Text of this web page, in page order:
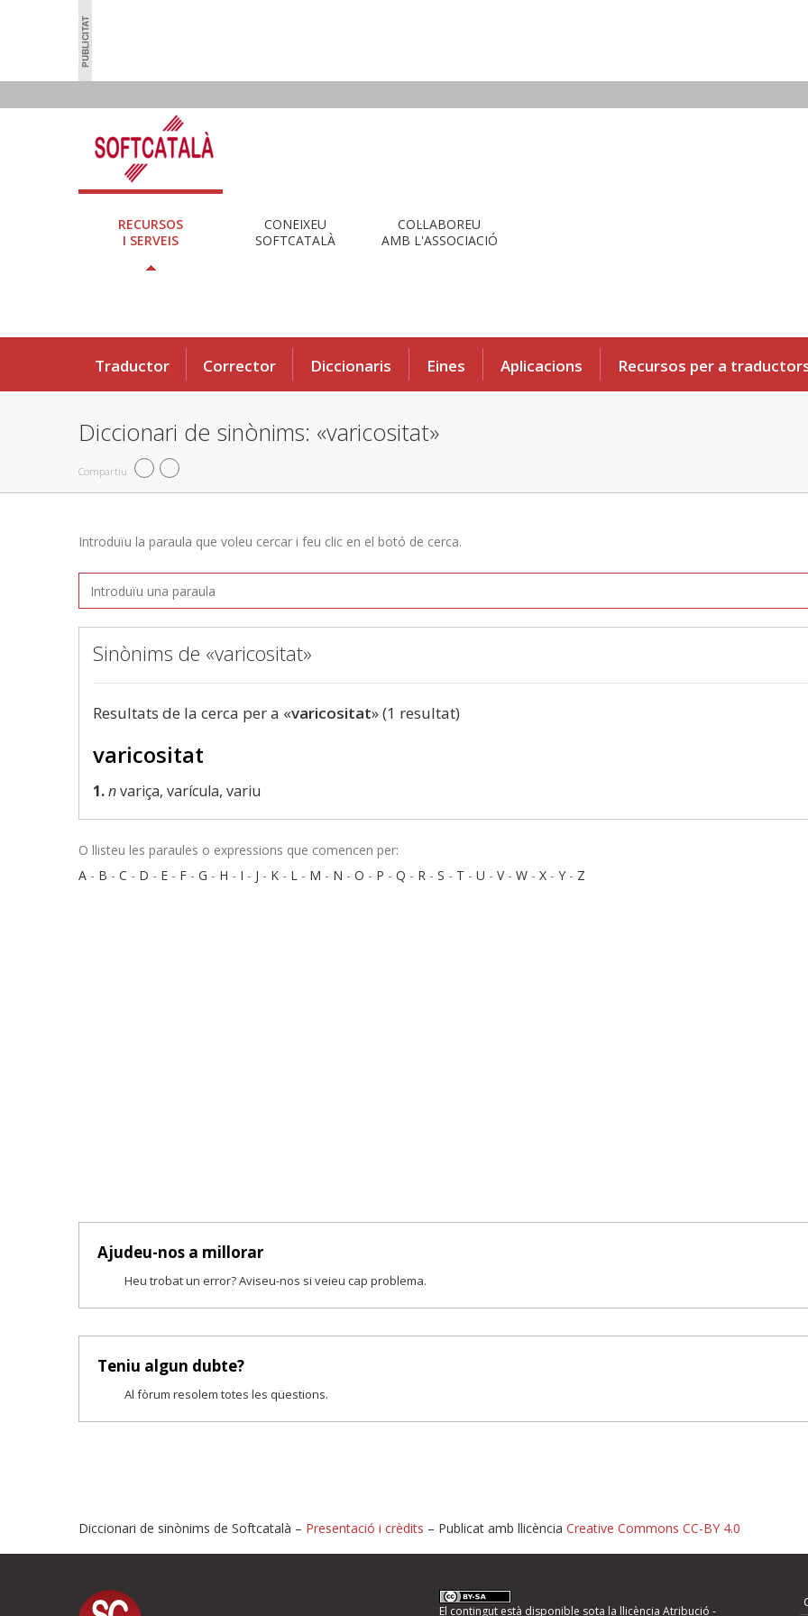
RECURSOS
I SERVEIS
CONEIXEU
SOFTCATALÀ
COL·LABOREU
AMB L'ASSOCIACIÓ
Traductor Corrector Diccionaris Eines Aplicacions Recursos per a
Diccionari de sinònims: «varicositat»
Compartiu
Introduïu la paraula que voleu cercar i feu clic en el botó de cerca.
Sinònims de «varicositat»
Resultats de la cerca per a «varicositat» (1 resultat)
varicositat
1.nvariça, varícula, variu
O llisteu les paraules o expressions que comencen per:
A - B - C - D - E - F - G - H - I - J - K - L - M - N - O - P - Q - R - S - T - U - V- W - X - Y - Z
Ajudeu-nos a millorar
Heu trobat un error? Aviseu-nos si veieu cap problema.
Teniu algun dubte?
Al fòrum resolem totes les qüestions.
Proposeu-nos millores o informeu d'errors
Diccionari de sinònims de Softcatalà – Presentació i crèdits – Publicat amb llicència Creative Commons CC-BY 4.0
El contingut està disponible sota la llicència Atribució -